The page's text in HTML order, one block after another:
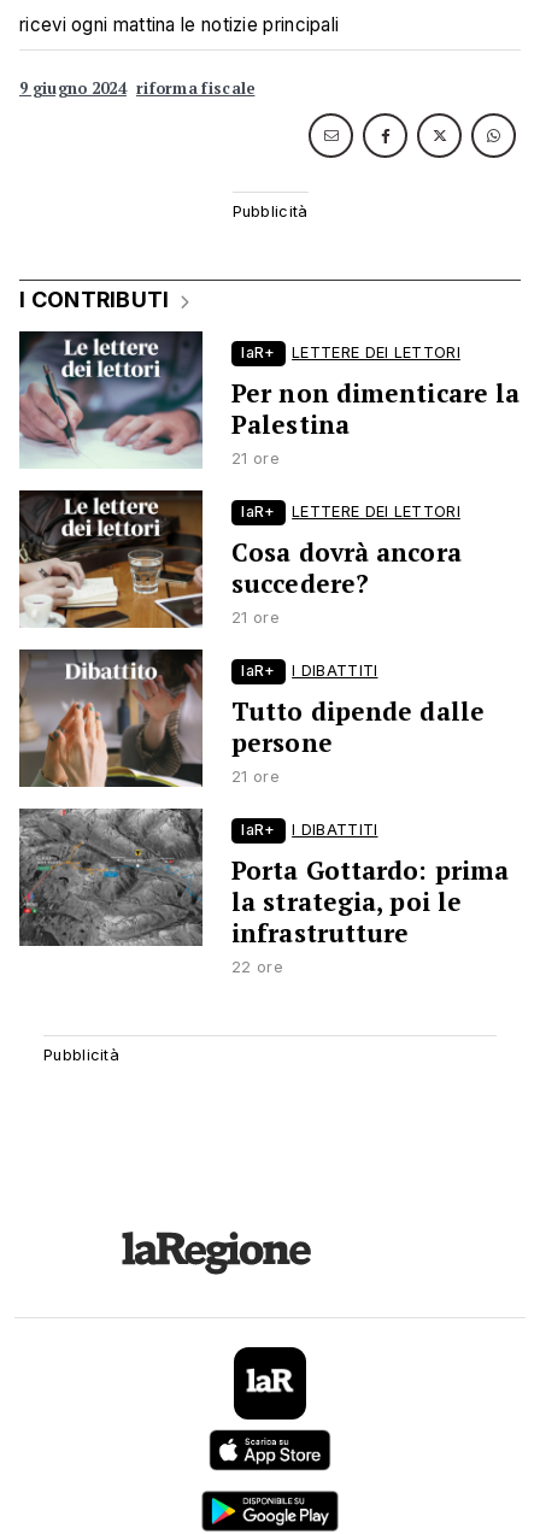
ricevi ogni mattina le notizie principali
9 giugno 2024 riforma fiscale
I CONTRIBUTI
laR+ LETTERE DEI LETTORI
Per non dimenticare la
Palestina
21 ore
laR+ LETTERE DEI LETTORI
Cosa dovrà ancora
succedere?
21 ore
laR+ I DIBATTITI
Tutto dipende dalle
persone
21 ore
laR+ I DIBATTITI
Porta Gottardo: prima
la strategia, poi le
infrastrutture
22 ore